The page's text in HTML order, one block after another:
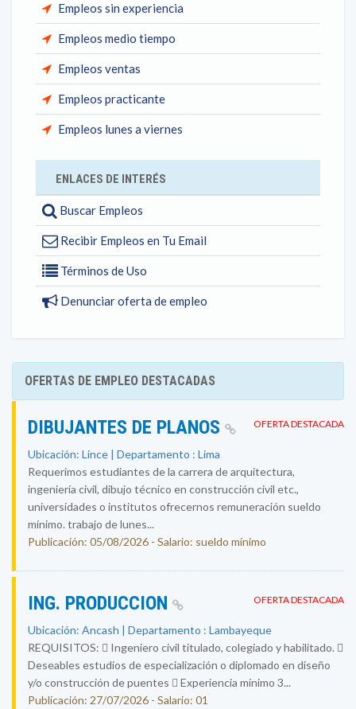
Empleos sin experiencia
Empleos medio tiempo
Empleos ventas
Empleos practicante
Empleos lunes a viernes
ENLACES DE INTERÉS
Buscar Empleos
Recibir Empleos en Tu Email
Términos de Uso
Denunciar oferta de empleo
OFERTAS DE EMPLEO DESTACADAS
OFERTA DESTACADA
DIBUJANTES DE PLANOS
Ubicación: Lince | Departamento : Lima
Requerimos estudiantes de la carrera de arquitectura,
ingeniería civil, dibujo técnico en construcción civil etc.,
universidades o institutos ofrecernos remuneración sueldo
mínimo. trabajo de lunes...
Publicación: 05/08/2026 - Salario: sueldo mínimo
OFERTA DESTACADA
ING. PRODUCCION
Ubicación: Ancash | Departamento : Lambayeque
REQUISITOS:  Ingeniero civil titulado, colegiado y habilitado. 
Deseables estudios de especialización o diplomado en diseño
y/o construcción de puentes  Experiencia mínimo 3...
Publicación: 27/07/2026 - Salario: 01